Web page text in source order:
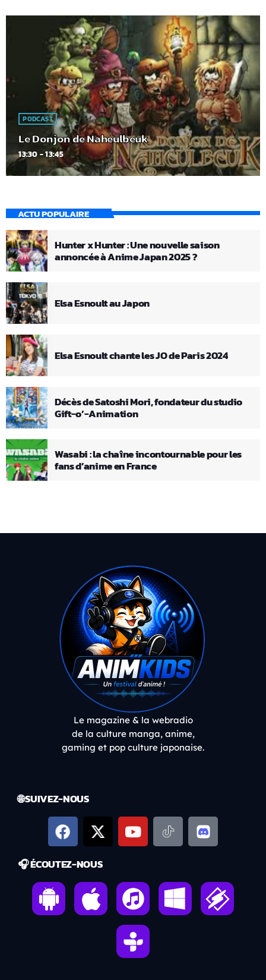
PODCAST
Le Donjon de Naheulbeuk
13:30 - 13:45
ACTU POPULAIRE
Hunter x Hunter : Une nouvelle saison
annoncée à Anime Japan 2025 ?
Elsa Esnoult au Japon
Elsa Esnoult chante les JO de Paris 2024
Décès de Satoshi Mori, fondateur du studio
Gift-o’-Animation
Wasabi : la chaîne incontournable pour les
fans d’anime en France
Le magazine & la webradio
de la culture manga, anime,
gaming et pop culture japonaise.
🌐 SUIVEZ-NOUS
🎧 ÉCOUTEZ-NOUS